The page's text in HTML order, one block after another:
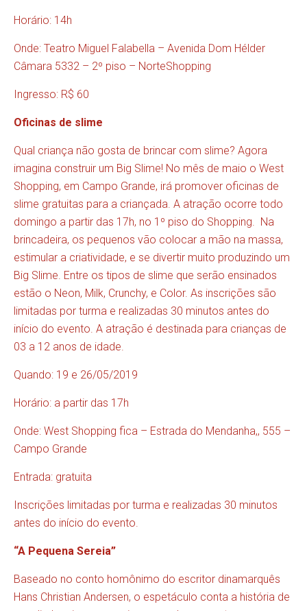
Horário: 14h
Onde: Teatro Miguel Falabella – Avenida Dom Hélder
Câmara 5332 – 2º piso – NorteShopping
Ingresso: R$ 60
Oficinas de slime
Qual criança não gosta de brincar com slime? Agora
imagina construir um Big Slime! No mês de maio o West
Shopping, em Campo Grande, irá promover oficinas de
slime gratuitas para a criançada. A atração ocorre todo
domingo a partir das 17h, no 1º piso do Shopping. Na
brincadeira, os pequenos vão colocar a mão na massa,
estimular a criatividade, e se divertir muito produzindo um
Big Slime. Entre os tipos de slime que serão ensinados
estão o Neon, Milk, Crunchy, e Color. As inscrições são
limitadas por turma e realizadas 30 minutos antes do
início do evento. A atração é destinada para crianças de
03 a 12 anos de idade.
Quando: 19 e 26/05/2019
Horário: a partir das 17h
Onde: West Shopping fica – Estrada do Mendanha,, 555 –
Campo Grande
Entrada: gratuita
Inscrições limitadas por turma e realizadas 30 minutos
antes do início do evento.
“A Pequena Sereia”
Baseado no conto homônimo do escritor dinamarquês
Hans Christian Andersen, o espetáculo conta a história de